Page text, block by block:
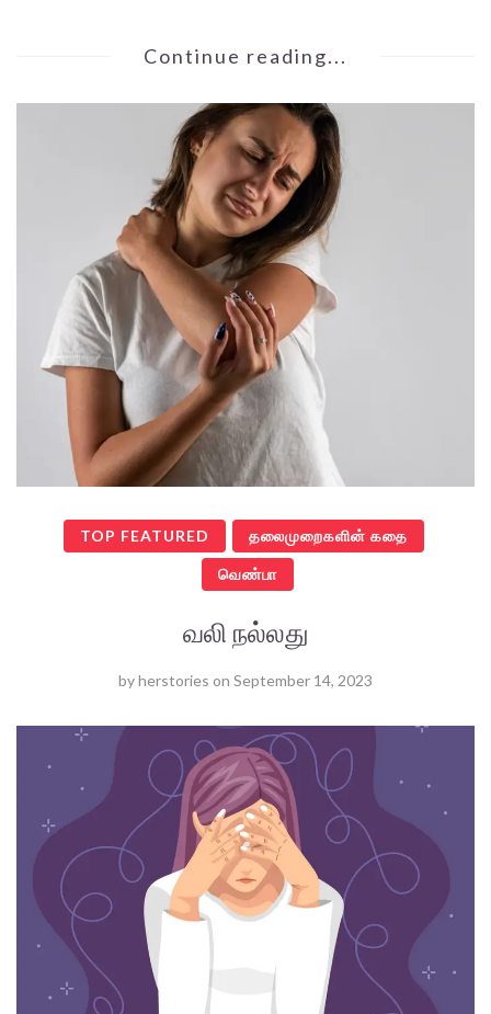
Continue reading...
TOP FEATURED தலைமுறைகளின் கதை
வெண்பா
வலி நல்லது
byherstories on September 14, 2023